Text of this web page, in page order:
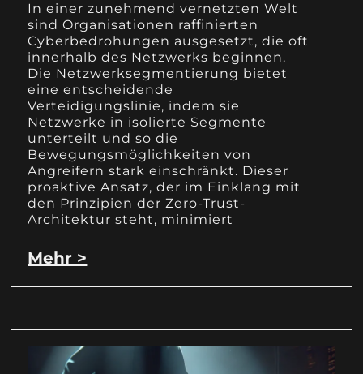
In einer zunehmend vernetzten Welt
sind Organisationen raffinierten
Cyberbedrohungen ausgesetzt, die oft
innerhalb des Netzwerks beginnen.
Die Netzwerksegmentierung bietet
eine entscheidende
Verteidigungslinie, indem sie
Netzwerke in isolierte Segmente
unterteilt und so die
Bewegungsmöglichkeiten von
Angreifern stark einschränkt. Dieser
proaktive Ansatz, der im Einklang mit
den Prinzipien der Zero-Trust-
Architektur steht, minimiert
Mehr >